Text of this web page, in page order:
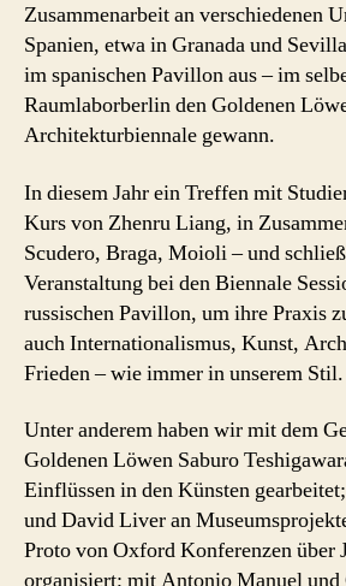
Zusammenarbeit an verschiedenen
Spanien, etwa in Granada und
im spanischen Pavillon aus – im
Raumlaborberlin den Goldenen
Architekturbiennale gewann.
In diesem Jahr ein Treffen mit
Kurs von Zhenru Liang, in
Scudero, Braga, Moioli – und
Veranstaltung bei den Biennale
russischen Pavillon, um ihre Praxis
auch Internationalismus, Kunst,
Frieden – wie immer in unserem Stil.
Unter anderem haben wir mit dem
Goldenen Löwen Saburo
Einflüssen in den Künsten
und David Liver an
Proto von Oxford Konferenzen über